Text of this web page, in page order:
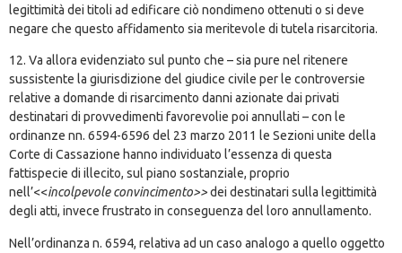
legittimità dei titoli ad edificare ciò nondimeno ottenuti o si deve
negare che questo affidamento sia meritevole di tutela risarcitoria.
12. Va allora evidenziato sul punto che – sia pure nel ritenere
sussistente la giurisdizione del giudice civile per le controversie
relative a domande di risarcimento danni azionate dai privati
destinatari di provvedimenti favorevolie poi annullati – con le
ordinanze nn. 6594-6596 del 23 marzo 2011 le Sezioni unite della
Corte di Cassazione hanno individuato l’essenza di questa
fattispecie di illecito, sul piano sostanziale, proprio
nell’<<incolpevole convincimento>>dei destinatari sulla legittimità
degli atti, invece frustrato in conseguenza del loro annullamento.
Nell’ordinanza n. 6594, relativa ad un caso analogo a quello oggetto